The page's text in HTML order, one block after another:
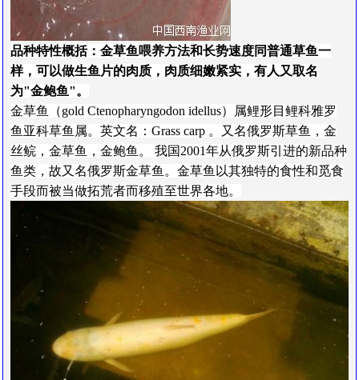
品种特性概括：金草鱼喂养方法和长势速度同普通草鱼一
样，可以做生鱼片的肉质，肉质细嫩紧实，有人又取名
为"金鲍鱼"。
金草鱼（gold Ctenopharyngodon idellus）属鲤形目鲤科雅罗
鱼亚科草鱼属。英文名：Grass carp 。
又 名俄罗斯草鱼， 金
丝鲩 ， 金草鱼 ， 金鲍鱼 。 我国2001年从俄罗斯引进的新品种
鱼类，故又名俄罗斯金草鱼。金草鱼以其独特的食性和觅食
手段而被当做拓荒者而移殖至世界各地。